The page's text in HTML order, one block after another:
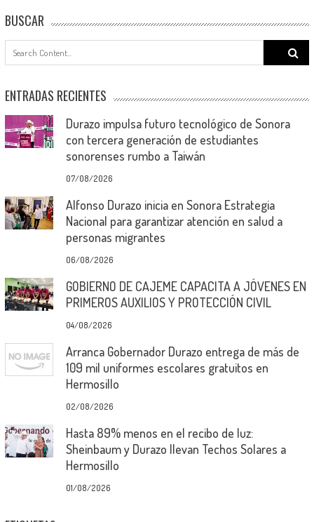
BUSCAR
Search
for:
ENTRADAS RECIENTES
Durazo impulsa futuro tecnológico de Sonora
con tercera generación de estudiantes
sonorenses rumbo a Taiwán
07/08/2026
Alfonso Durazo inicia en Sonora Estrategia
Nacional para garantizar atención en salud a
personas migrantes
06/08/2026
GOBIERNO DE CAJEME CAPACITA A JÓVENES EN
PRIMEROS AUXILIOS Y PROTECCIÓN CIVIL
04/08/2026
Arranca Gobernador Durazo entrega de más de
109 mil uniformes escolares gratuitos en
Hermosillo
02/08/2026
Hasta 89% menos en el recibo de luz:
Sheinbaum y Durazo llevan Techos Solares a
Hermosillo
01/08/2026